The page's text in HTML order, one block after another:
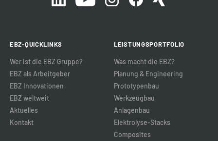
EBZ-QUICKLINKS
Wer ist die EBZ Gruppe?
EBZ als Arbeitgeber
EBZ Innovationen
EBZ weltweit
Aktuelles
Kontakt
LEISTUNGSPORTFOLIO
Was macht die EBZ?
Planung & Engineering
Prototypenbau
Werkzeugbau
Anlagenbau
Elektrolyse-Stacks
Composites